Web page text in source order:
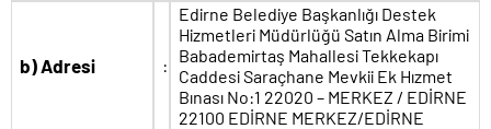
b) Adresi :
Edirne Belediye Başkanlığı Destek
Hizmetleri Müdürlüğü Satın Alma Birimi
Babademirtaş Mahallesi Tekkekapı
Caddesi Saraçhane Mevkii Ek Hızmet
Bınası No:1 22020 – MERKEZ / EDİRNE
22100 EDİRNE MERKEZ/EDİRNE